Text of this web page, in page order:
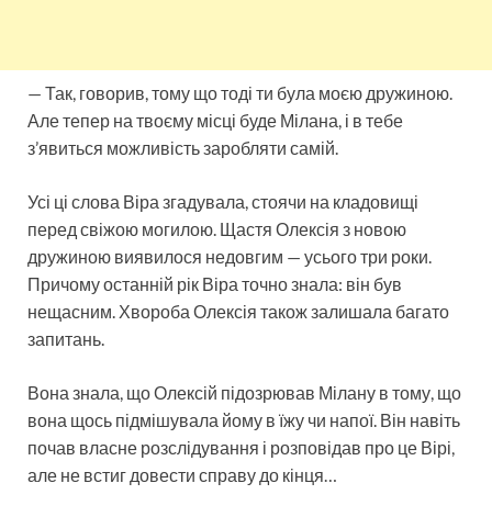
— Так, говорив, тому що тоді ти була моєю дружиною.
Але тепер на твоєму місці буде Мілана, і в тебе
з’явиться можливість заробляти самій.
Усі ці слова Віра згадувала, стоячи на кладовищі
перед свіжою могилою. Щастя Олексія з новою
дружиною виявилося недовгим — усього три роки.
Причому останній рік Віра точно знала: він був
нещасним. Хвороба Олексія також залишала багато
запитань.
Вона знала, що Олексій підозрював Мілану в тому, що
вона щось підмішувала йому в їжу чи напої. Він навіть
почав власне розслідування і розповідав про це Вірі,
але не встиг довести справу до кінця…